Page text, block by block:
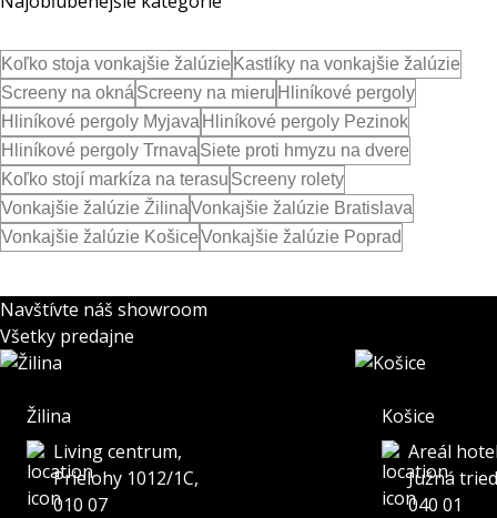
Koľko stoja vonkajšie žalúzie Kastlíky na vonkajšie žalúzie
Screeny na okná Screeny na mieru Hliníkové pergoly
Hliníkové pergoly Myjava Hliníkové pergoly Pezinok
Hliníkové pergoly Trnava Siete proti hmyzu na dvere
Koľko stojí markíza na terasu Screeny rolety
Vonkajšie žalúzie ŽilinaVonkajšie žalúzie Bratislava
Vonkajšie žalúzie KošiceVonkajšie žalúzie Poprad
Navštívte náš showroom
Všetky predajne
Žilina
Living centrum,
Prielohy 1012/1C,
010 07
Košice
Areál
Južná
040 01